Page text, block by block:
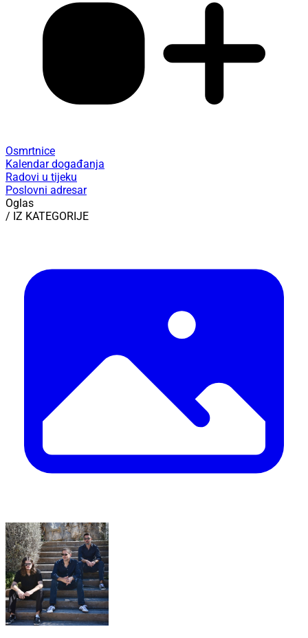
Osmrtnice
Kalendar događanja
Radovi u tijeku
Poslovni adresar
Oglas
/ IZ KATEGORIJE